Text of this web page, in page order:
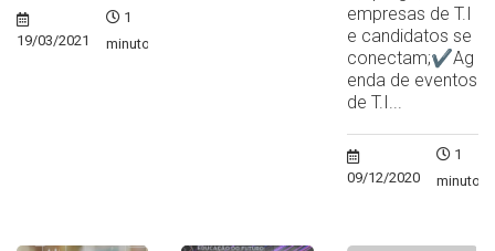
19/03/2021
1
minuto
empresas de T.I
e candidatos se
conectam;✔Ag
enda de eventos
de T.I...
09/12/2020
1
minuto